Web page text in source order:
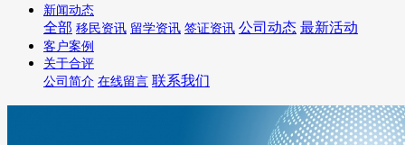
新闻动态
全部 移民资讯 留学资讯 签证资讯 公司动态 最新活动
客户案例
关于合评
公司简介 在线留言 联系我们